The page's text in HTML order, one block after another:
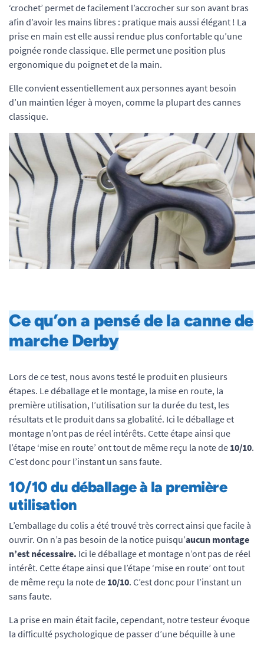
‘crochet’ permet de facilement l’accrocher sur son avant bras
afin d’avoir les mains libres : pratique mais aussi élégant ! La
prise en main est elle aussi rendue plus confortable qu’une
poignée ronde classique. Elle permet une position plus
ergonomique du poignet et de la main.
Elle convient essentiellement aux personnes ayant besoin
d’un maintien léger à moyen, comme la plupart des cannes
classique.
Ce qu’on a pensé de la canne de
marche Derby
Lors de ce test, nous avons testé le produit en plusieurs
étapes. Le déballage et le montage, la mise en route, la
première utilisation, l’utilisation sur la durée du test, les
résultats et le produit dans sa globalité. Ici le déballage et
montage n’ont pas de réel intérêts. Cette étape ainsi que
l’étape ‘mise en route’ ont tout de même reçu la note de 10/10.
C’est donc pour l’instant un sans faute.
10/10 du déballage à la première
utilisation
L’emballage du colis a été trouvé très correct ainsi que facile à
ouvrir. On n’a pas besoin de la notice puisqu’aucun montage
n’est nécessaire. Ici le déballage et montage n’ont pas de réel
intérêt. Cette étape ainsi que l’étape ‘mise en route’ ont tout
de même reçu la note de 10/10. C’est donc pour l’instant un
sans faute.
La prise en main était facile, cependant, notre testeur évoque
la difficulté psychologique de passer d’une béquille à une